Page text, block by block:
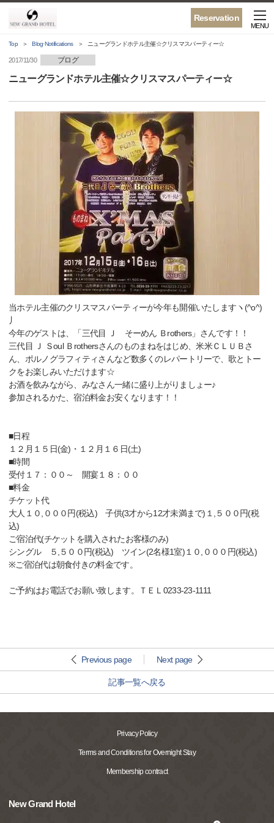
Reservation
MENU
Top Blog·Notifications ニューグランドホテル主催☆クリスマスパーティー☆
2017/11/30 ブログ
ニューグランドホテル主催☆クリスマスパーティー☆
当ホテル主催のクリスマスパーティーが今年も開催いたしますヽ(^o^)
丿
今年のゲストは、「三代目 Ｊ そーめん Ｂrothers」さんです！！
三代目 Ｊ Ｓoul Ｂrothersさんのものまねをはじめ、米米ＣＬＵＢさ
ん、ポルノグラフィティさんなど数多くのレパートリーで、歌とトー
クをお楽しみいただけます☆
お酒を飲みながら、みなさん一緒に盛り上がりましょー♪
参加されるかた、宿泊料金お安くなります！！
■日程
１２月１５日(金)・１２月１６日(土)
■時間
受付１７：００～ 開宴１８：００
■料金
チケット代
大人１０,０００円(税込) 子供(3才から12才未満まで)１,５００円(税
込)
ご宿泊代(チケットを購入されたお客様のみ)
シングル ５,５００円(税込) ツイン(2名様1室)１０,０００円(税込)
※ご宿泊代は朝食付きの料金です。
ご予約はお電話でお願い致します。ＴＥＬ0233-23-1111
Previous page Next page
記事一覧へ戻る
Privacy Policy
Terms and Conditions for Overnight Stay
Membership contract
New Grand Hotel